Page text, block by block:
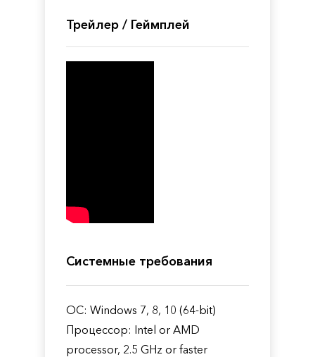
Трейлер / Геймплей
Системные требования
ОС: Windows 7, 8, 10 (64-bit)
Процессор: Intel or AMD
processor, 2.5 GHz or faster